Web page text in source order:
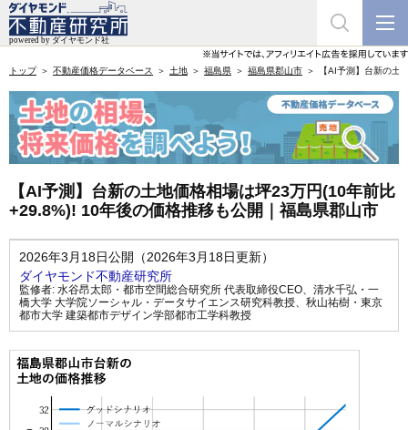
トップ 不動産価格データベース 土地 福島県 福島県郡山市 【AI予測】台新の
【AI予測】台新の土地価格相場は坪23万円(10年前比
+29.8%)! 10年後の価格推移も公開｜福島県郡山市
2026年3月18日公開（2026年3月18日更新）
ダイヤモンド不動産研究所
監修者: 水谷昂太郎・都市空間総合研究所 代表取締役CEO、 清水千弘・一
橋大学 大学院ソーシャル・データサイエンス研究科教授、 秋山祐樹・東京
都市大学 建築都市デザイン学部都市工学科教授